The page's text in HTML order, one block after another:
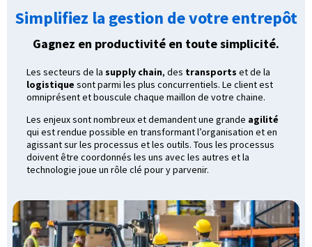
Simplifiez la gestion de votre entrepôt
Gagnez en productivité en toute simplicité.
Les secteurs de la supply chain, des transports et de la
logistique sont parmi les plus concurrentiels. Le client est
omniprésent et bouscule chaque maillon de votre chaine.
Les enjeux sont nombreux et demandent une grande agilité
qui est rendue possible en transformant l’organisation et en
agissant sur les processus et les outils. Tous les processus
doivent être coordonnés les uns avec les autres et la
technologie joue un rôle clé pour y parvenir.